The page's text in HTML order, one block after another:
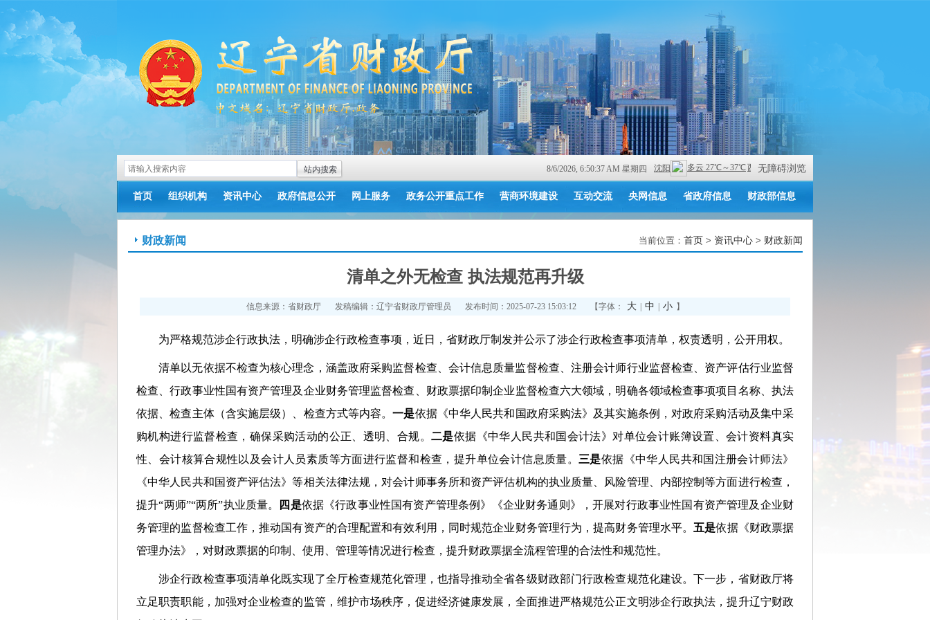
8/6/2026, 6:50:37 AM 星期四 无障碍浏览
首页 组织机构 资讯中心 政府信息公开 网上服务 政务公开重点工作 营商环境建设 互动交流 央网信息 省政府信息 财政部信息
>>
财政新闻 当前位置： 首页 > 资讯中心> 财政新闻
清单之外无检查 执法规范再升级
信息来源：省财政厅 发稿编辑：辽宁省财政厅管理员 发布时间：2025-07-23 15:03:12 【字体： 大 中 小 】
为严格规范涉企行政执法，明确涉企行政检查事项，近日，省财政厅制发并公示了涉企行政检查事项清单，权责透明，公开用权。
清单以无依据不检查为核心理念，涵盖政府采购监督检查、会计信息质量监督检查、注册会计师行业监督检查、资产评估行业监督
检查、行政事业性国有资产管理及企业财务管理监督检查、财政票据印制企业监督检查六大领域，明确各领域检查事项项目名称、执法
依据、检查主体（含实施层级）、检查方式等内容。一是依据《中华人民共和国政府采购法》及其实施条例，对政府采购活动及集中采
购机构进行监督检查，确保采购活动的公正、透明、合规。二是依据《中华人民共和国会计法》对单位会计账簿设置、会计资料真实
性、会计核算合规性以及会计人员素质等方面进行监督和检查，提升单位会计信息质量。 三是依据《中华人民共和国注册会计师法》
《中华人民共和国资产评估法》等相关法律法规，对会计师事务所和资产评估机构的执业质量、风险管理、内部控制等方面进行检查，
提升“两师”“两所”执业质量。
四是依据《行政事业性国有资产管理条例》《企业财务通则》，开展对行政事业性国有资产管理及企业财
务管理的监督检查工作，推动国有资产的合理配置和有效利用，同时规范企业财务管理行为，提高财务管理水平。 五是依据《财政票据
管理办法》，对财政票据的印制、使用、管理等情况进行检查，提升财政票据全流程管理的合法性和规范性。
涉企行政检查事项清单化既实现了全厅检查规范化管理，也指导推动全省各级财政部门行政检查规范化建设。下一步，省财政厅将
立足职责职能，加强对企业检查的监管，维护市场秩序，促进经济健康发展，全面推进严格规范公正文明涉企行政执法，提升辽宁财政